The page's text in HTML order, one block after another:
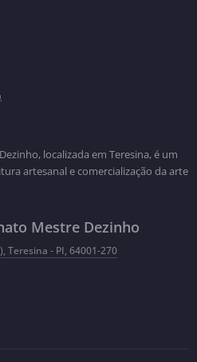
localizada em Teresina, é um
artesanal e comercialização da arte
Mestre Dezinho
Teresina - PI, 64001-270